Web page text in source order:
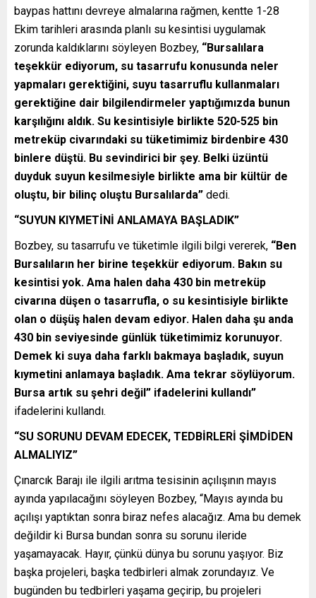
baypas hattını devreye almalarına rağmen, kentte 1-28
Ekim tarihleri arasında planlı su kesintisi uygulamak
zorunda kaldıklarını söyleyen Bozbey, “Bursalılara
teşekkür ediyorum, su tasarrufu konusunda neler
yapmaları gerektiğini, suyu tasarruflu kullanmaları
gerektiğine dair bilgilendirmeler yaptığımızda bunun
karşılığını aldık. Su kesintisiyle birlikte 520-525 bin
metreküp civarındaki su tüketimimiz birdenbire 430
binlere düştü. Bu sevindirici bir şey. Belki üzüntü
duyduk suyun kesilmesiyle birlikte ama bir kültür de
oluştu, bir bilinç oluştu Bursalılarda” dedi.
“SUYUN KIYMETİNİ ANLAMAYA BAŞLADIK”
Bozbey, su tasarrufu ve tüketimle ilgili bilgi vererek, “Ben
Bursalıların her birine teşekkür ediyorum. Bakın su
kesintisi yok. Ama halen daha 430 bin metreküp
civarına düşen o tasarrufla, o su kesintisiyle birlikte
olan o düşüş halen devam ediyor. Halen daha şu anda
430 bin seviyesinde günlük tüketimimiz korunuyor.
Demek ki suya daha farklı bakmaya başladık, suyun
kıymetini anlamaya başladık. Ama tekrar söylüyorum.
Bursa artık su şehri değil” ifadelerini kullandı”
ifadelerini kullandı.
“SU SORUNU DEVAM EDECEK, TEDBİRLERİ ŞİMDİDEN
ALMALIYIZ”
Çınarcık Barajı ile ilgili arıtma tesisinin açılışının mayıs
ayında yapılacağını söyleyen Bozbey, “Mayıs ayında bu
açılışı yaptıktan sonra biraz nefes alacağız. Ama bu demek
değildir ki Bursa bundan sonra su sorunu ileride
yaşamayacak. Hayır, çünkü dünya bu sorunu yaşıyor. Biz
başka projeleri, başka tedbirleri almak zorundayız. Ve
bugünden bu tedbirleri yaşama geçirip, bu projeleri